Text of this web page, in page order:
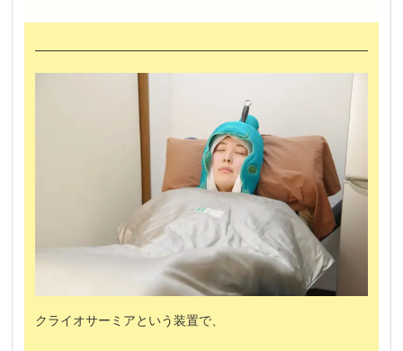
クライオサーミアという装置で、